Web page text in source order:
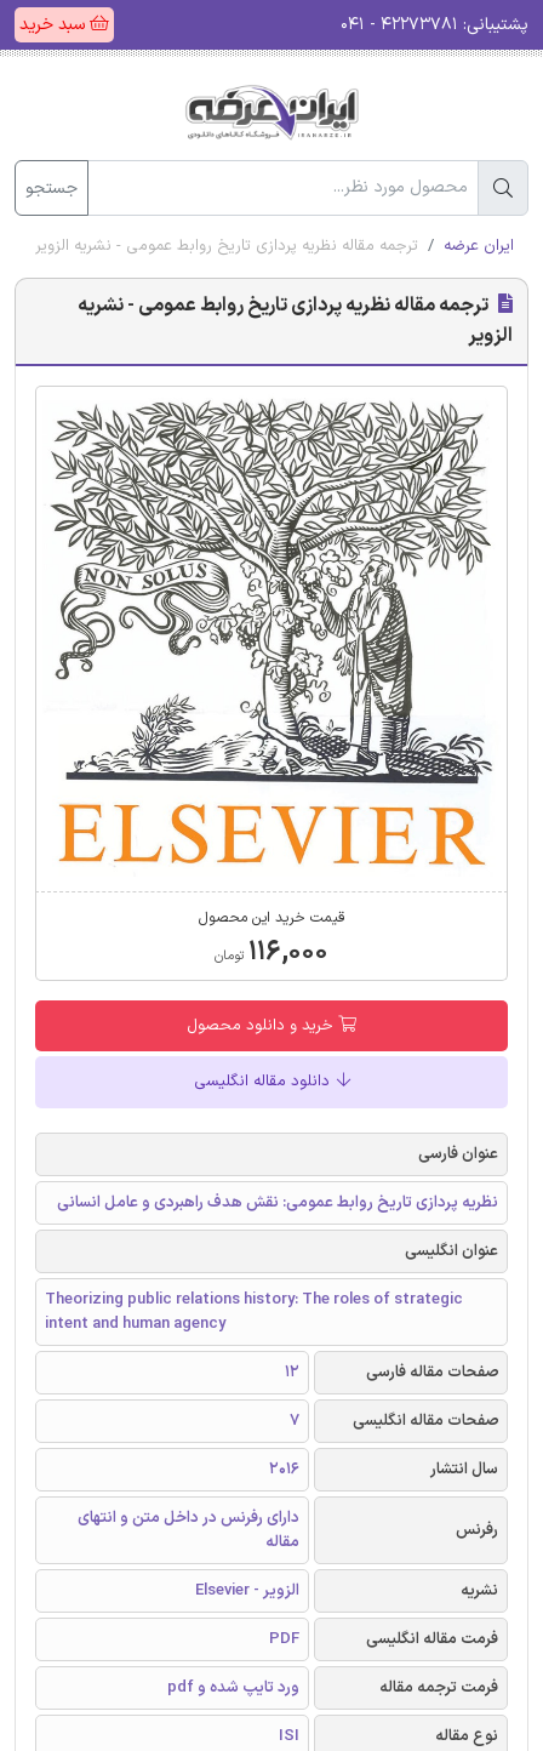
پشتیبانی: سبد خرید
جستجو
ایران عرضه ترجمه مقاله نظریه پردازی تاریخ روابط عمومی - نشریه الزویر
ترجمه مقاله نظریه پردازی تاریخ روابط عمومی - نشریه
الزویر
قیمت خرید این محصول
۱۱۶,۰۰۰ تومان
خرید و دانلود محصول
دانلود مقاله انگلیسی
عنوان فارسی
نظریه پردازی تاریخ روابط عمومی: نقش هدف راهبردی و عامل انسانی
عنوان انگلیسی
Theorizing public relations history: The roles of strategic
intent and human agency
صفحات مقاله فارسی
12
صفحات مقاله انگلیسی
7
سال انتشار
2016
رفرنس
دارای رفرنس در داخل متن و انتهای
مقاله
نشریه
الزویر - Elsevier
فرمت مقاله انگلیسی
PDF
فرمت ترجمه مقاله
ورد تایپ شده و pdf
نوع مقاله
ISI